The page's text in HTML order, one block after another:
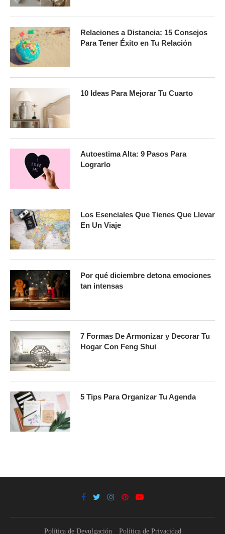
Relaciones a Distancia: 15 Consejos
Para Tener Éxito en Tu Relación
10 Ideas Para Mejorar Tu Cuarto
Autoestima Alta: 9 Pasos Para
Lograrlo
Los Esenciales Que Tienes Que Llevar
En Un Viaje
Por qué diciembre detona emociones
tan intensas
7 Formas De Armonizar y Decorar Tu
Hogar Con Feng Shui
5 Tips Para Organizar Tu Agenda
Política de Devulgación Política de Privacidad